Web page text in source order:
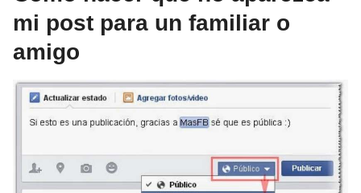
mi post para un familiar o
amigo